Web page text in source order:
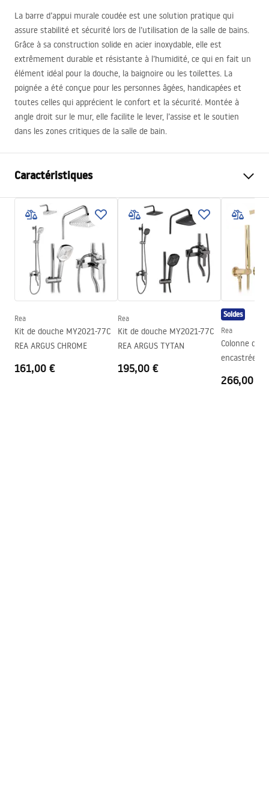
La barre d’appui murale coudée est une solution pratique qui
assure stabilité et sécurité lors de l’utilisation de la salle de bains.
Grâce à sa construction solide en acier inoxydable, elle est
extrêmement durable et résistante à l’humidité, ce qui en fait un
élément idéal pour la douche, la baignoire ou les toilettes. La
poignée a été conçue pour les personnes âgées, handicapées et
toutes celles qui apprécient le confort et la sécurité. Montée à
angle droit sur le mur, elle facilite le lever, l’assise et le soutien
dans les zones critiques de la salle de bain.
Caractéristiques
Couleur
Chrome
Matériel
Métal
Méthode de montage
À visser
Largeur
450
mm
Hauteur
230
mm
Profondeur
90mm
Garantie
Rea
Kit de douche MY2021-77C
REA ARGUS CHROME
161,00 €
Rea
Kit de douche MY2021-77C
REA ARGUS TYTAN
195,00 €
Soldes
Rea
Colonne de
encastrée
266,00 €